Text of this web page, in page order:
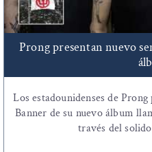
Prong presentan nuevo
Los estadounidenses de
Banner de su nuevo álbum
través del